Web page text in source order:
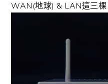
WAN(地球) & LAN這三